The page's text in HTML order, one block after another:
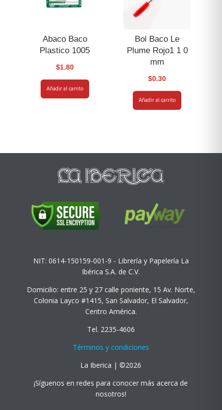
Abaco Baco
Plastico 1005
$1.80
Añadir al carrito
Bol Baco Le
Plume Rojo1 1 0
mm
$0.30
Añadir al carrito
NIT: 0614-150159-001-9 - Librería y Papelería La
Ibérica S.A. de C.V.
Domicilio: entre 25 y 27 calle poniente, 15 Av. Norte,
Colonia Layco #1415, San Salvador, El Salvador,
Centro América.
Tel. 2235-4606
Términos y condiciones
La Iberica | ©2026
¡Síguenos en redes para conocer más acerca de
nosotros!